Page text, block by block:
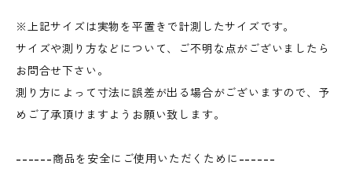
※上記サイズは実物を平置きで計測したサイズです。
サイズや測り方などについて、ご不明な点がございましたら
お問合せ下さい。
測り方によって寸法に誤差が出る場合がございますので、予
めご了承頂けますようお願い致します。
------商品を安全にご使用いただくために------